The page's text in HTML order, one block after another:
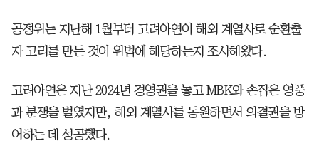
공정위는 지난해 1월부터 고려아연이 해외 계열사로 순환출
자 고리를 만든 것이 위법에 해당하는지 조사해왔다.
고려아연은 지난 2024년 경영권을 놓고 MBK와 손잡은 영풍
과 분쟁을 벌였지만, 해외 계열사를 동원하면서 의결권을 방
어하는 데 성공했다.